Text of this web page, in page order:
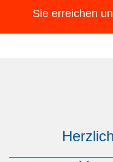
Sie erreichen